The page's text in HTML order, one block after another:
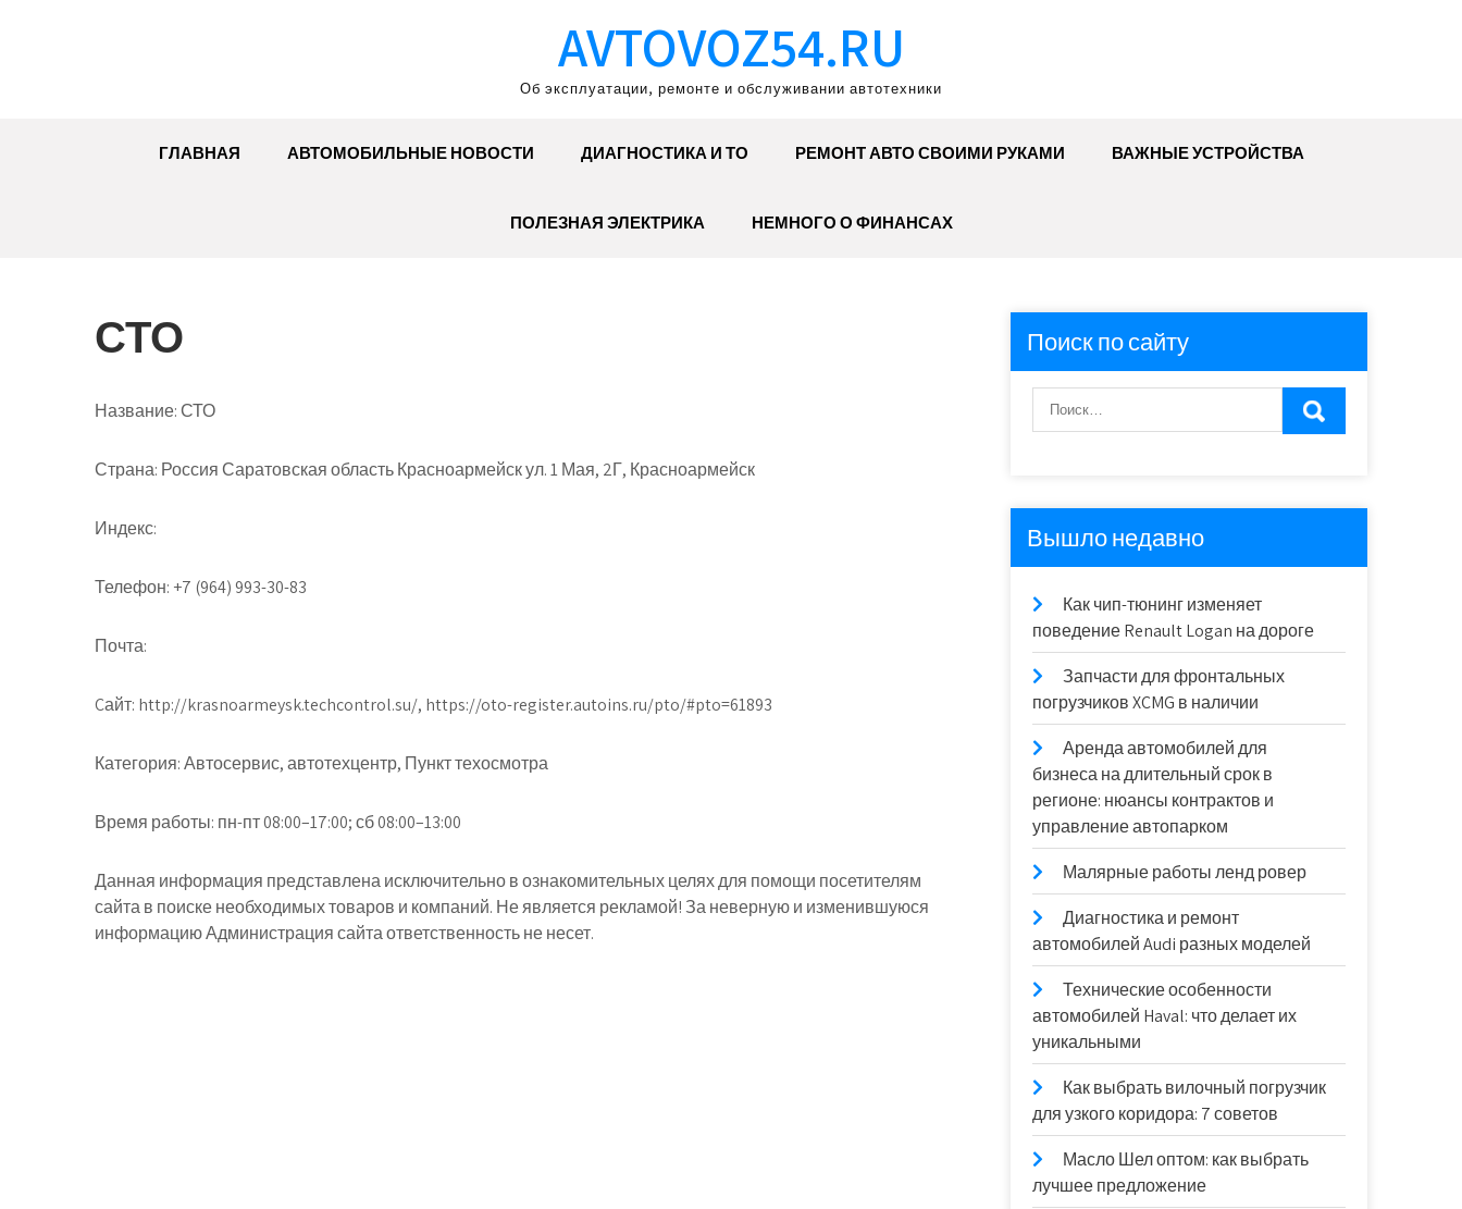
AVTOVOZ54.RU
Об эксплуатации, ремонте и обслуживании автотехники
ГЛАВНАЯ АВТОМОБИЛЬНЫЕ НОВОСТИ ДИАГНОСТИКА И ТО РЕМОНТ АВТО СВОИМИ РУКАМИ ВАЖНЫЕ УСТРОЙСТВА
ПОЛЕЗНАЯ ЭЛЕКТРИКА НЕМНОГО О ФИНАНСАХ
СТО
Название:СТО
Страна: Россия Саратовская область Красноармейск ул. 1 Мая, 2Г, Красноармейск
Индекс:
Телефон: +7 (964) 993-30-83
Почта:
Cайт: http://krasnoarmeysk.techcontrol.su/, https://oto-register.autoins.ru/pto/#pto=61893
Категория:Автосервис, автотехцентр, Пункт техосмотра
Время работы: пн-пт 08:00–17:00; сб 08:00–13:00
Данная информация представлена исключительно в ознакомительных целях для помощи посетителям
сайта в поиске необходимых товаров и компаний. Не является рекламой! За неверную и изменившуюся
информацию Администрация сайта ответственность не несет.
Поиск по сайту
Вышло недавно
Как чип-тюнинг изменяет
поведение Renault Logan на дороге
Запчасти для фронтальных
погрузчиков XCMG в наличии
Аренда автомобилей для
бизнеса на длительный срок в
регионе: нюансы контрактов и
управление автопарком
Малярные работы ленд ровер
Диагностика и ремонт
автомобилей Audi разных моделей
Технические особенности
автомобилей Haval: что делает их
уникальными
Как выбрать вилочный погрузчик
для узкого коридора: 7 советов
Масло Шел оптом: как выбрать
лучшее предложение